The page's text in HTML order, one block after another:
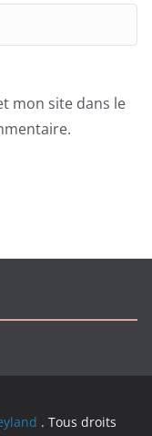
mon site dans le
. Tous droits